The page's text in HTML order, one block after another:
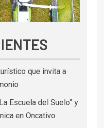
que invita a
Escuela del Suelo” y
en Oncativo